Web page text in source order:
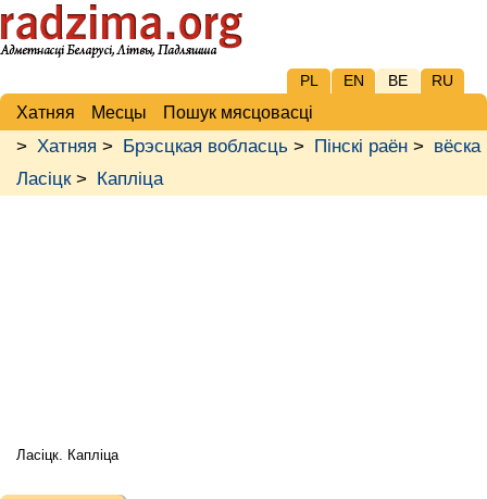
PL EN BE RU
Хатняя Месцы Пошук мясцовасці
> Хатняя > Брэсцкая вобласць > Пінскі раён > вёска
Ласіцк> Капліца
Ласіцк. Капліца